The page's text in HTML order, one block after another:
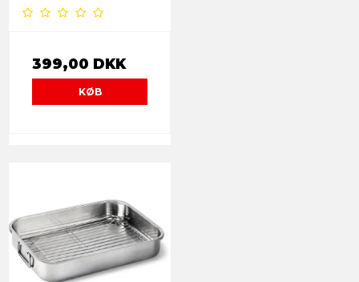
399,00 DKK
KØB